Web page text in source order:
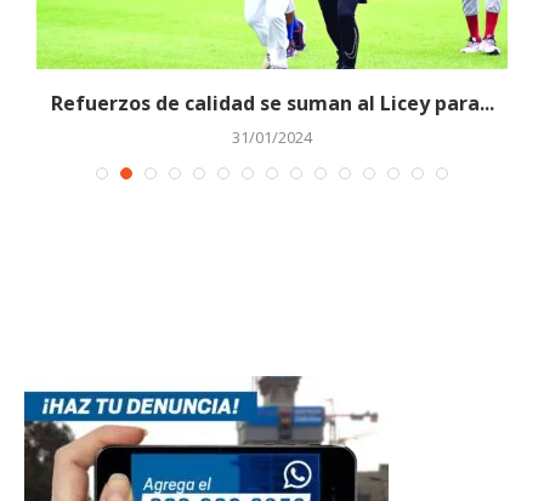
Refuerzos de calidad se suman al Licey para...
31/01/2024